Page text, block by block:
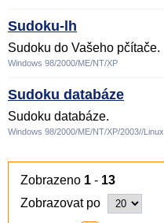
Sudoku-lh
Sudoku do Vašeho pčítače.
Windows 98/2000/ME/NT/XP
Sudoku databáze
Sudoku databáze.
Windows 98/2000/ME/NT/XP/2003//Linux
Zobrazeno 1 - 13
Zobrazovat po